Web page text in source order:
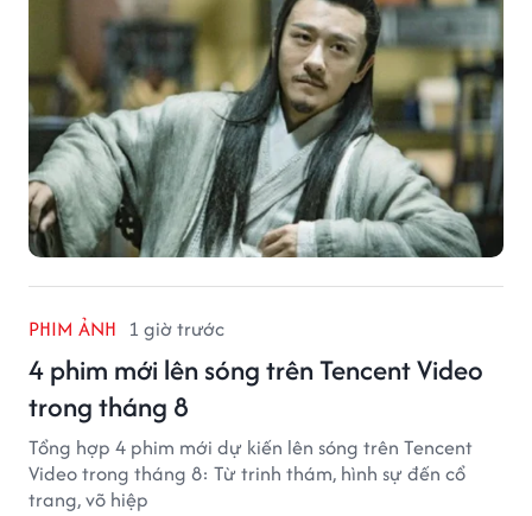
PHIM ẢNH 1 giờ trước
4 phim mới lên sóng trên Tencent Video
trong tháng 8
Tổng hợp 4 phim mới dự kiến lên sóng trên Tencent
Video trong tháng 8: Từ trinh thám, hình sự đến cổ
trang, võ hiệp